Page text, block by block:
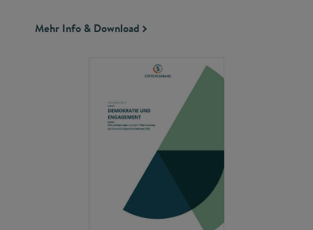
Mehr Info & Download